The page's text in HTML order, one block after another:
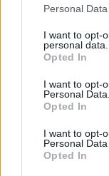
Personal
I want to opt-
personal data.
Opted In
I want to opt-
Personal Data.
Opted In
I want to opt-
Personal
Opted In
el bloque
inferior o
movimiento a
producida por
de la orogenia
Bloque Elevado
la depresión del
Si observamos